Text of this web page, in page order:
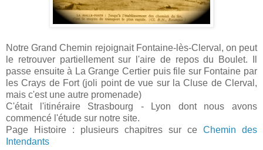
Notre Grand Chemin rejoignait Fontaine-lès-Clerval, on peut
le retrouver partiellement sur l'aire de repos du Boulet. Il
passe ensuite à La Grange Certier puis file sur Fontaine par
les Crays de Fort (joli point de vue sur la Cluse de Clerval,
mais c'est une autre promenade)
C'était l'itinéraire Strasbourg - Lyon dont nous avons
commencé l'étude sur notre site.
Page Histoire : plusieurs chapitres sur ce Chemin des
Intendants